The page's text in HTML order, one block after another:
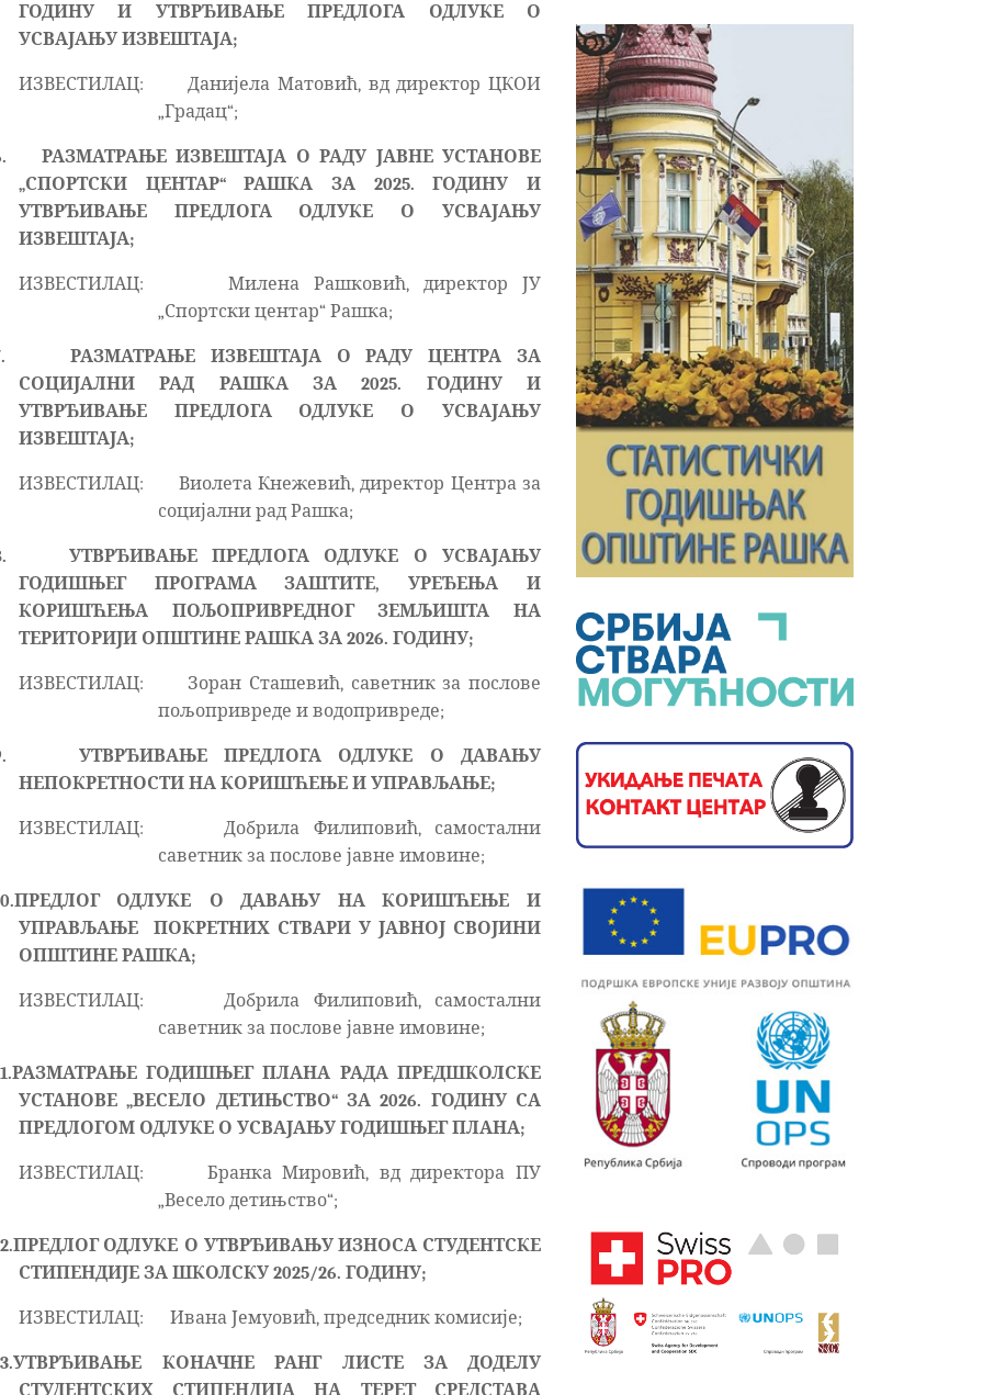
ГОДИНУ И УТВРЂИВАЊЕ ПРЕДЛОГА ОДЛУКЕ О
УСВАЈАЊУ ИЗВЕШТАЈА;
ИЗВЕСТИЛАЦ:
Данијела Матовић, вд директор ЦКОИ
„Градац“;
РАЗМАТРАЊЕ ИЗВЕШТАЈА О РАДУ ЈАВНЕ УСТАНОВЕ
„СПОРТСКИ ЦЕНТАР“ РАШКА ЗА 2025. ГОДИНУ И
УТВРЂИВАЊЕ ПРЕДЛОГА ОДЛУКЕ О УСВАЈАЊУ
ИЗВЕШТАЈА;
ИЗВЕСТИЛАЦ:
Милена Рашковић, директор ЈУ
„Спортски центар“ Рашка;
РАЗМАТРАЊЕ ИЗВЕШТАЈА О РАДУ ЦЕНТРА ЗА
СОЦИЈАЛНИ РАД РАШКА ЗА 2025. ГОДИНУ И
УТВРЂИВАЊЕ ПРЕДЛОГА ОДЛУКЕ О УСВАЈАЊУ
ИЗВЕШТАЈА;
ИЗВЕСТИЛАЦ:
Виолета Кнежевић, директор Центра за
социјални рад Рашка;
УТВРЂИВАЊЕ ПРЕДЛОГА ОДЛУКЕ О УСВАЈАЊУ
ГОДИШЊЕГ ПРОГРАМА ЗАШТИТЕ, УРЕЂЕЊА И
КОРИШЋЕЊА ПОЉОПРИВРЕДНОГ ЗЕМЉИШТА НА
ТЕРИТОРИЈИ ОПШТИНЕ РАШКА ЗА 2026. ГОДИНУ;
ИЗВЕСТИЛАЦ:
Зоран Сташевић, саветник за послове
пољопривреде и водопривреде;
УТВРЂИВАЊЕ ПРЕДЛОГА ОДЛУКЕ
О ДАВАЊУ
НЕПОКРЕТНОСТИ НА КОРИШЋЕЊЕ И УПРАВЉАЊЕ;
ИЗВЕСТИЛАЦ:
Добрила Филиповић, самостални
саветник за послове јавне имовине;
ПРЕДЛОГ ОДЛУКЕ
О ДАВАЊУ НА КОРИШЋЕЊЕ И
УПРАВЉАЊЕ
ПОКРЕТНИХ СТВАРИ У ЈАВНОЈ СВОЈИНИ
ОПШТИНЕ РАШКА;
ИЗВЕСТИЛАЦ:
Добрила Филиповић, самостални
саветник за послове јавне имовине;
РАЗМАТРАЊЕ ГОДИШЊЕГ ПЛАНА РАДА ПРЕДШКОЛСКЕ
УСТАНОВЕ „ВЕСЕЛО ДЕТИЊСТВО“ ЗА 2026. ГОДИНУ СА
ПРЕДЛОГОМ ОДЛУКЕ О УСВАЈАЊУ ГОДИШЊЕГ ПЛАНА;
ИЗВЕСТИЛАЦ:
Бранка Мировић, вд директора ПУ
„Весело детињство“;
ПРЕДЛОГ ОДЛУКЕ О УТВРЂИВАЊУ ИЗНОСА СТУДЕНТСКЕ
СТИПЕНДИЈЕ ЗА ШКОЛСКУ 2025/26. ГОДИНУ;
ИЗВЕСТИЛАЦ: Ивана Јемуовић, председник комисије;
УТВРЂИВАЊЕ
КОНАЧНЕ РАНГ ЛИСТЕ ЗА ДОДЕЛУ
СТУДЕНТСКИХ СТИПЕНДИЈА НА ТЕРЕТ СРЕДСТАВА